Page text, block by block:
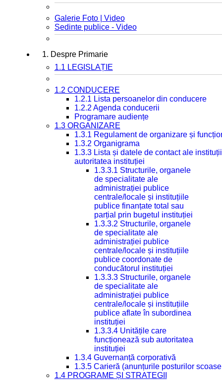
Galerie Foto | Video
Sedinte publice - Video
1. Despre Primarie
1.1 LEGISLAȚIE
1.2 CONDUCERE
1.2.1 Lista persoanelor din conducere
1.2.2 Agenda conducerii
Programare audiențe
1.3 ORGANIZARE
1.3.1 Regulament de organizare și
1.3.2 Organigrama
1.3.3 Lista și datele de contact ale
autoritatea instituției
1.3.3.1 Structurile, organele
de specialitate ale
administrației publice
centrale/locale și instituțiile
publice finanțate total sau
parțial prin bugetul instituției
1.3.3.2 Structurile, organele
de specialitate ale
administrației publice
centrale/locale și instituțiile
publice coordonate de
conducătorul instituției
1.3.3.3 Structurile, organele
de specialitate ale
administrației publice
centrale/locale și instituțiile
publice aflate în subordinea
instituției
1.3.3.4 Unitățile care
funcționează sub autoritatea
instituției
1.3.4 Guvernanță corporativă
1.3.5 Carieră (anunțurile posturilor
1.4 PROGRAME ȘI STRATEGII